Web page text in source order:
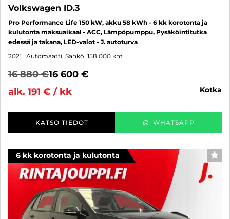
Volkswagen ID.3
Pro Performance Life 150 kW, akku 58 kWh - 6 kk korotonta ja
kulutonta maksuaikaa! - ACC, Lämpöpumppu, Pysäköintitutka
edessä ja takana, LED-valot - J. autoturva
2021 , Automaatti, Sähkö, 158 000 km
16 880 €16 600 €
alk. 191 € / kk
kotka
KATSO TIEDOT WHATSAPP
6 kk korotonta ja kulutonta